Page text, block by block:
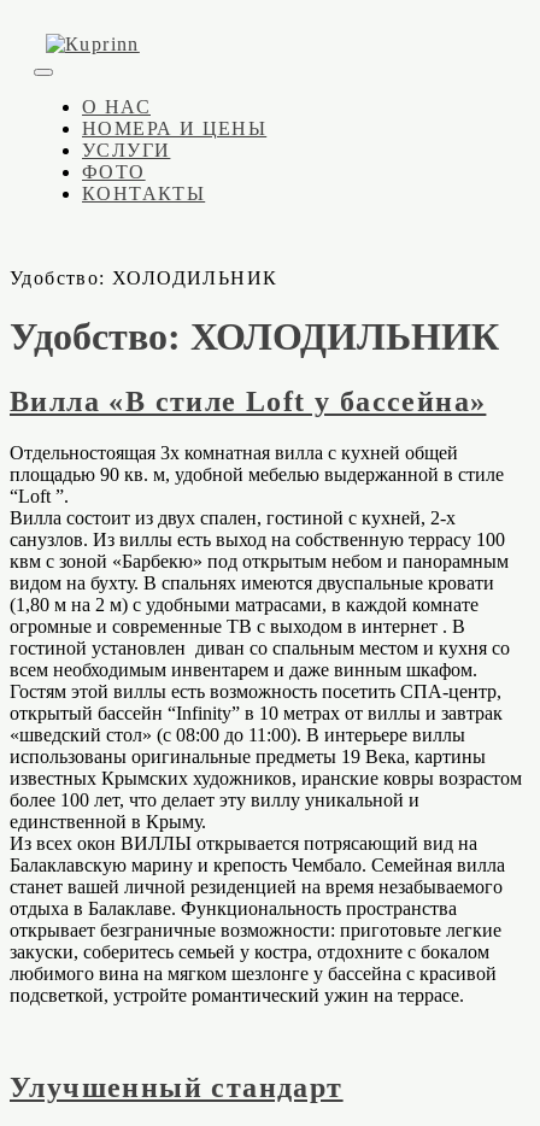
Кuprinn
Гостевой дом в Балаклаве
О НАС
НОМЕРА И ЦЕНЫ
УСЛУГИ
ФОТО
КОНТАКТЫ
Удобство: ХОЛОДИЛЬНИК
Удобство: ХОЛОДИЛЬНИК
Вилла «В стиле Loft у бассейна»
Отдельностоящая 3х комнатная вилла с кухней общей
площадью 90 кв. м, удобной мебелью выдержанной в стиле
“Loft ”.
Вилла состоит из двух спален, гостиной с кухней, 2-х
санузлов. Из виллы есть выход на собственную террасу 100
квм с зоной «Барбекю» под открытым небом и панорамным
видом на бухту. В спальнях имеются двуспальные кровати
(1,80 м на 2 м) с удобными матрасами, в каждой комнате
огромные и современные ТВ с выходом в интернет . В
гостиной установлен диван со спальным местом и кухня со
всем необходимым инвентарем и даже винным шкафом.
Гостям этой виллы есть возможность посетить СПА-центр,
открытый бассейн “Infinity” в 10 метрах от виллы и завтрак
«шведский стол» (с 08:00 до 11:00). В интерьере виллы
использованы оригинальные предметы 19 Века, картины
известных Крымских художников, иранские ковры возрастом
более 100 лет, что делает эту виллу уникальной и
единственной в Крыму.
Из всех окон ВИЛЛЫ открывается потрясающий вид на
Балаклавскую марину и крепость Чембало. Семейная вилла
станет вашей личной резиденцией на время незабываемого
отдыха в Балаклаве. Функциональность пространства
открывает безграничные возможности: приготовьте легкие
закуски, соберитесь семьей у костра, отдохните с бокалом
любимого вина на мягком шезлонге у бассейна с красивой
подсветкой, устройте романтический ужин на террасе.
Улучшенный стандарт